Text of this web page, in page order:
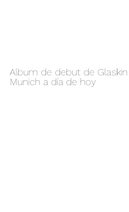
Album de debut de
Munich a día de hoy